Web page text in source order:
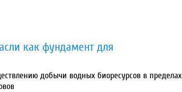
как фундамент для
добычи водных биоресурсов в пределах